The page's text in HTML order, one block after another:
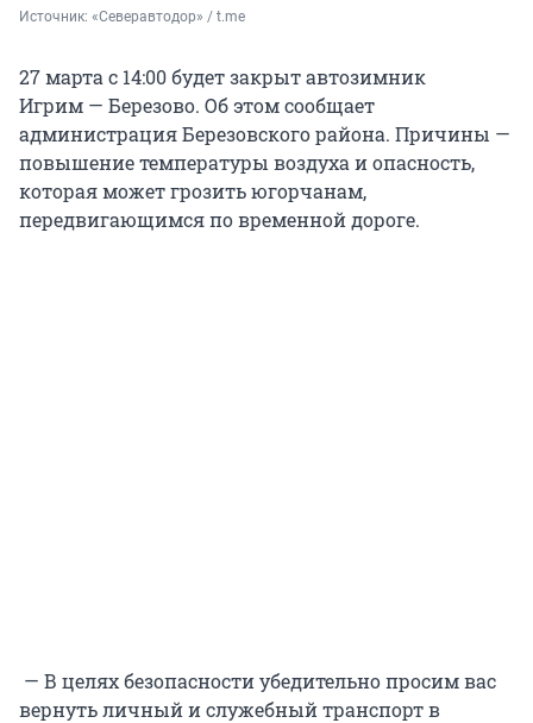
Источник: «Северавтодор» / t.me
️27 марта с 14:00 будет закрыт автозимник
Игрим — Березово. Об этом сообщает
администрация Березовского района. Причины —
повышение температуры воздуха и опасность,
которая может грозить югорчанам,
передвигающимся по временной дороге.
— В целях безопасности убедительно просим вас
вернуть личный и служебный транспорт в